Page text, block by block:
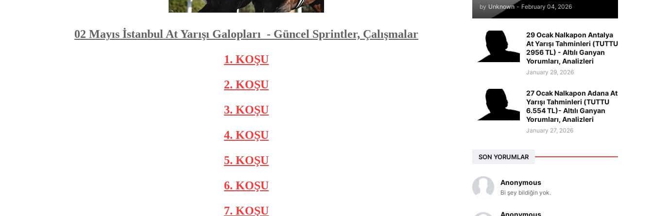
02 Mayıs İstanbul At Yarışı Galopları - Güncel Sprintler, Çalışmalar
1. KOŞU
2. KOŞU
3. KOŞU
4. KOŞU
5. KOŞU
6. KOŞU
7. KOŞU
by Unknown - February 04, 2026
29 Ocak Nalkapon Antalya
At Yarışı Tahminleri (TUTTU
2956 TL) - Altılı Ganyan
Yorumları, Analizleri
January 29, 2026
27 Ocak Nalkapon Adana At
Yarışı Tahminleri (TUTTU
6.554 TL)- Altılı Ganyan
Yorumları, Analizleri
January 27, 2026
SON YORUMLAR
Anonymous
Bi şey bildiğin yok.
Anonymous